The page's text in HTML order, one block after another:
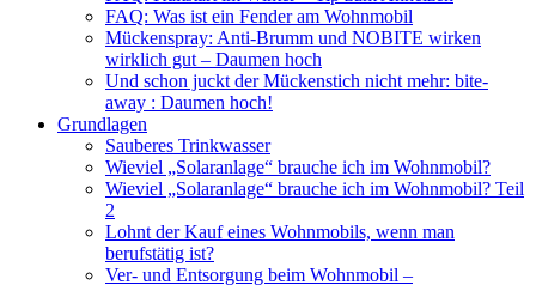
FAQ: Was ist ein Fender am Wohnmobil
Mückenspray: Anti-Brumm und NOBITE wirken
wirklich gut – Daumen hoch
Und schon juckt der Mückenstich nicht mehr: bite-
away : Daumen hoch!
Grundlagen
Sauberes Trinkwasser
Wieviel „Solaranlage“ brauche ich im Wohnmobil?
Wieviel „Solaranlage“ brauche ich im Wohnmobil? Teil
2
Lohnt der Kauf eines Wohnmobils, wenn man
berufstätig ist?
Ver- und Entsorgung beim Wohnmobil –